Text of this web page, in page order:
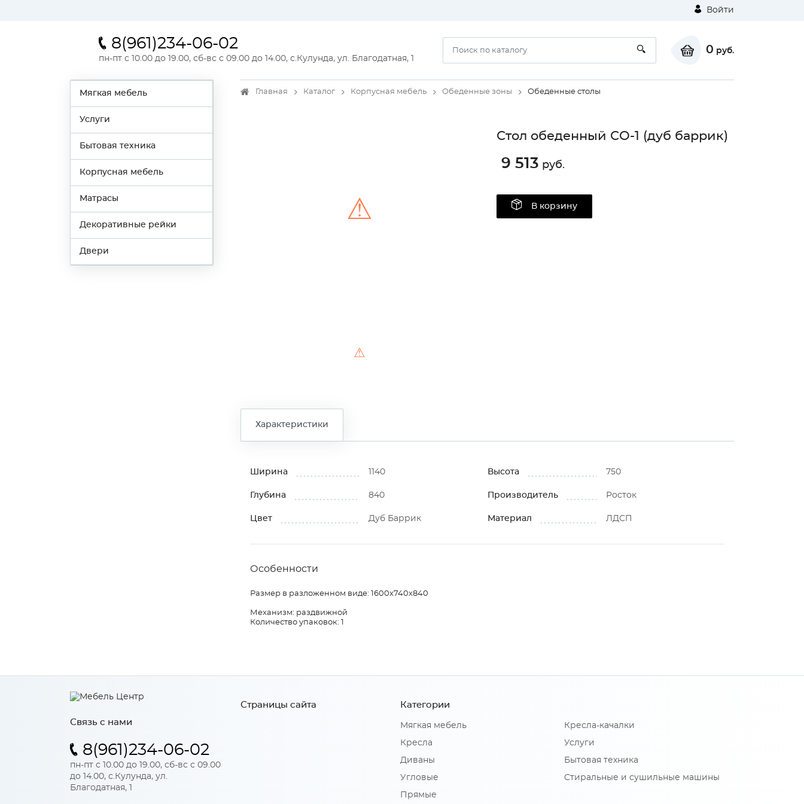
Войти
8(961)234-06-02
пн-пт с 10.00 до 19.00, сб-вс с 09.00 до 14.00, с.Кулунда, ул. Благодатная, 1
0 руб.
Мягкая мебель
Услуги
Бытовая техника
Корпусная мебель
Матрасы
Декоративные рейки
Двери
Главная Каталог Корпусная мебель Обеденные зоны Обеденные столы
⚠
⚠
Стол обеденный СО-1 (дуб баррик)
9 513 руб.
В корзину
Характеристики
Ширина 1140 Высота 750
Глубина 840 Производитель Росток
Цвет Дуб Баррик Материал ЛДСП
Особенности
Размер в разложенном виде: 1600х740х840
Механизм: раздвижной
Количество упаковок: 1
Связь с нами
8(961)234-06-02
пн-пт с 10.00 до 19.00, сб-вс с 09.00
до 14.00, с.Кулунда, ул.
Благодатная, 1
Страницы сайта Категории
Мягкая мебель
Кресла
Диваны
Угловые
Прямые
Кресла-качалки
Услуги
Бытовая техника
Стиральные и сушильные машины